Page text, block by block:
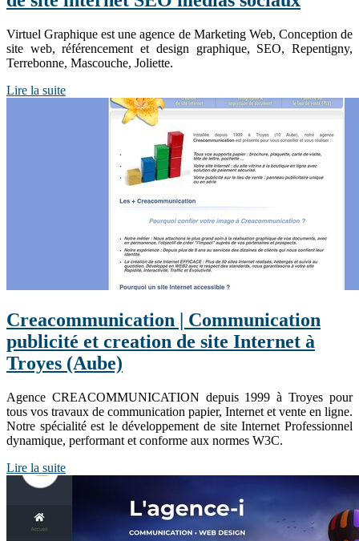
Virtuel Graphique est une agence de Marketing Web, Conception de
site web, référencement et design graphique, SEO, Repentigny,
Terrebonne, Mascouche, Joliette.
Lire la suite
Creacom­munica­tion | Com­munica­tion
publicité et creation de site Internet à
Troyes (Aube)
Agence CREACOMMUNICATION depuis 1999 à Troyes pour
tous vos travaux de communication papier, Internet et vente en ligne.
Notre spécialité est le développement de site Internet Professionnel
dynamique, performant et conforme aux normes W3C.
Lire la suite